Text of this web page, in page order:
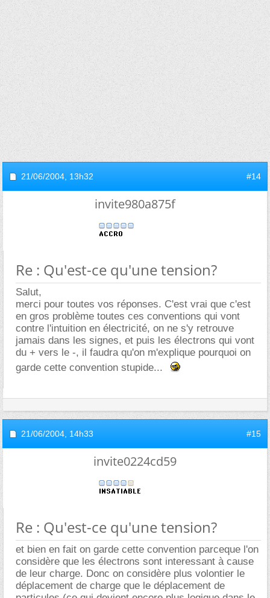
21/06/2004, 13h32 #14
invite980a875f
Re : Qu'est-ce qu'une tension?
Salut,
merci pour toutes vos réponses. C'est vrai que c'est
en gros problème toutes ces conventions qui vont
contre l'intuition en électricité, on ne s'y retrouve
jamais dans les signes, et puis les électrons qui vont
du + vers le -, il faudra qu'on m'explique pourquoi on
garde cette convention stupide...
21/06/2004, 14h33 #15
invite0224cd59
Re : Qu'est-ce qu'une tension?
et bien en fait on garde cette convention parceque l'on
considère que les électrons sont interessant à cause
de leur charge. Donc on considère plus volontier le
déplacement de charge que le déplacement de